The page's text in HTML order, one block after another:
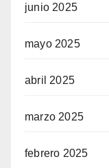
junio 2025
mayo 2025
abril 2025
marzo 2025
febrero 2025